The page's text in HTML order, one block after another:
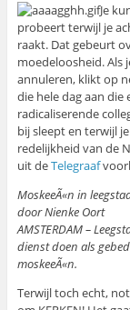
Je
probeert terwijl je
raakt. Dat gebeurt
moedeloosheid. Als
annuleren, klikt op
die hele dag aan die
radicaliserende
bij sleept en terwijl
redelijkheid van de
uit deTelegraaf
MoskeeÃ«n in
door Nienke Oort
AMSTERDAM –
dienst doen als
moskeeÃ«n.
Terwijl toch echt,